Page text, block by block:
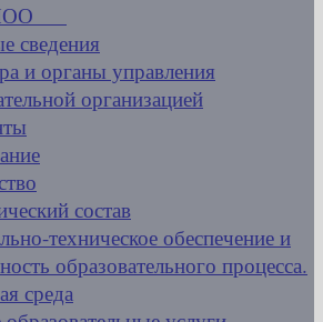
ПОО
сведения
и органы управления
организацией
состав
техническое обеспечение и
образовательного процесса.
среда